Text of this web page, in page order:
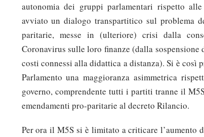
autonomia dei gruppi parlamentari rispetto
avviato un dialogo transpartitico sul problema
paritarie, messe in (ulteriore) crisi dalla
Coronavirus sulle loro finanze (dalla sospensione
costi connessi alla didattica a distanza). Si è così
Parlamento una maggioranza asimmetrica
governo, comprendente tutti i partiti tranne il
emendamenti pro-paritarie al decreto Rilancio.
Per ora il M5S si è limitato a criticare l’aumento